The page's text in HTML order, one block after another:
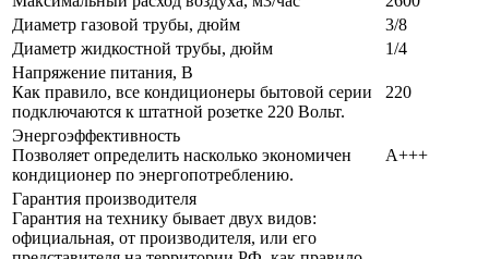
Диаметр газовой трубы, дюйм
3/8
Диаметр жидкостной трубы, дюйм
1/4
Напряжение питания, В
Как правило, все кондиционеры бытовой серии
подключаются к штатной розетке 220 Вольт.
220
Энергоэффективность
Позволяет определить насколько экономичен
кондиционер по энергопотреблению.
A+++
Гарантия производителя
Гарантия на технику бывает двух видов:
официальная, от производителя, или его